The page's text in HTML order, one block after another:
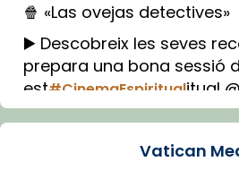
🍿 «Las ovejas detectives»
▶️ Descobreix les seves
prepara una bona sessió
est#CinemaEspiritualitual
Imatge: Generada amb IA
Vatican